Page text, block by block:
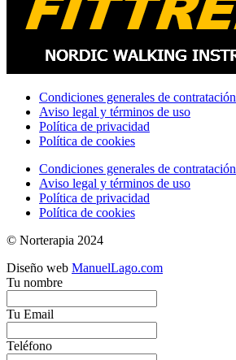
Condiciones generales de contratación
Aviso legal y términos de uso
Política de privacidad
Política de cookies
Condiciones generales de contratación
Aviso legal y términos de uso
Política de privacidad
Política de cookies
© Norterapia 2024
Diseño web ManuelLago.com
Tu nombre
Tu Email
Teléfono